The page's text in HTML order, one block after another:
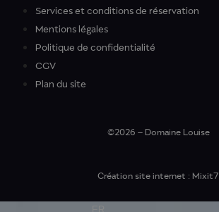
Services et conditions de réservation
Mentions légales
Politique de confidentialité
CGV
Plan du site
©2026 – Domaine Louise
Création site internet : Mixit7